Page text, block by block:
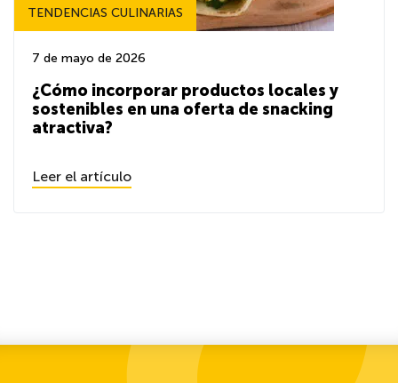
TENDENCIAS CULINARIAS
7 de mayo de 2026
¿Cómo incorporar productos locales y
sostenibles en una oferta de snacking
atractiva?
Leer el artículo